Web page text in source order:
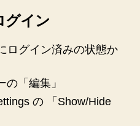
グイン
ログイン済みの状態か
「編集」
の 「Show/Hide